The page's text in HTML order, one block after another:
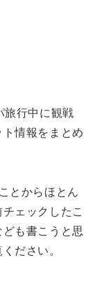
旅行中に観戦
情報をまとめ
とからほとん
ェックしたこ
も書こうと思
ださい。